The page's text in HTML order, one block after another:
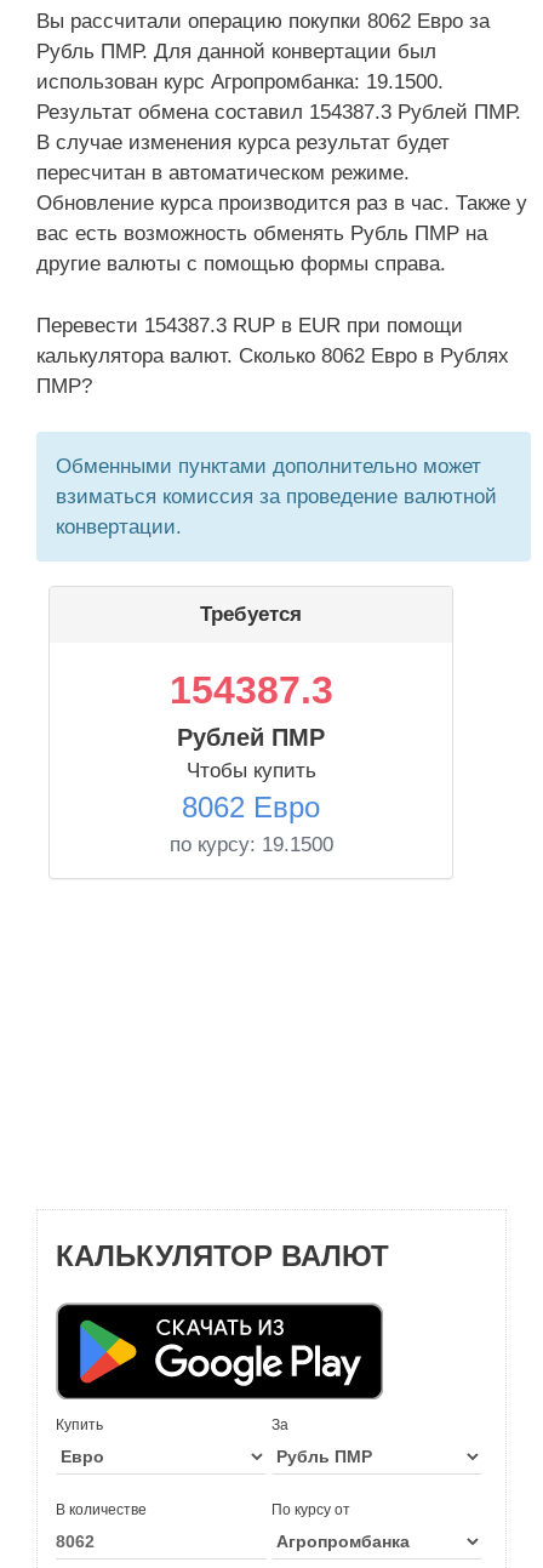
Вы рассчитали операцию покупки 8062 Евро за
Рубль ПМР. Для данной конвертации был
использован курс Агропромбанка: 19.1500.
Результат обмена составил 154387.3 Рублей ПМР.
В случае изменения курса результат будет
пересчитан в автоматическом режиме.
Обновление курса производится раз в час. Также у
вас есть возможность обменять Рубль ПМР на
другие валюты с помощью формы справа.
Перевести 154387.3 RUP в EUR при помощи
калькулятора валют. Сколько 8062 Евро в Рублях
ПМР?
Обменными пунктами дополнительно может
взиматься комиссия за проведение валютной
конвертации.
Требуется
154387.3
Рублей ПМР
Чтобы купить
8062 Евро
по курсу: 19.1500
КАЛЬКУЛЯТОР ВАЛЮТ
Купить За
В количестве По курсу от